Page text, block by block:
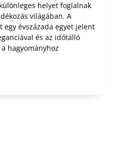
helyet foglalnak
világában. A
évszázada egyet jelent
és az időtálló
hagyományhoz